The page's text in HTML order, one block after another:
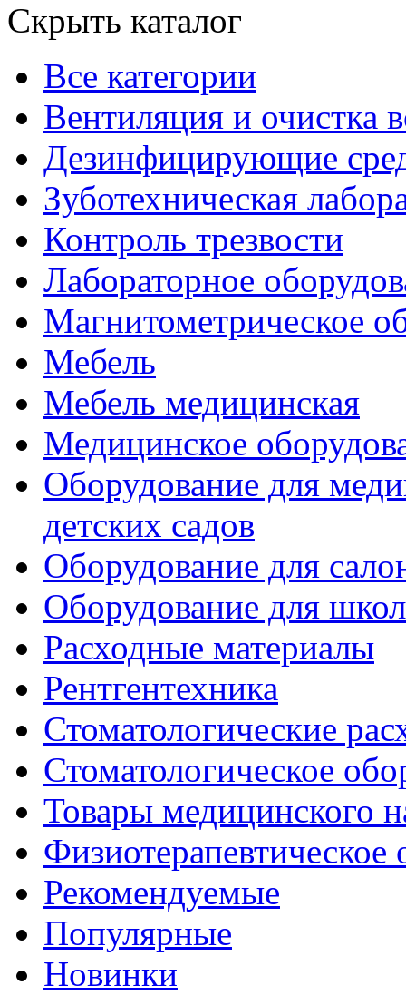
Скрыть каталог
Все категории
Вентиляция и очистка
Дезинфицирующие
Зуботехническая
Контроль трезвости
Лабораторное
Магнитометрическое
Мебель
Мебель медицинская
Медицинское
Оборудование для
детских садов
Оборудование для
Оборудование для
Расходные материалы
Рентгентехника
Стоматологические
Стоматологическое
Товары медицинского
Физиотерапевтическое
Рекомендуемые
Популярные
Новинки